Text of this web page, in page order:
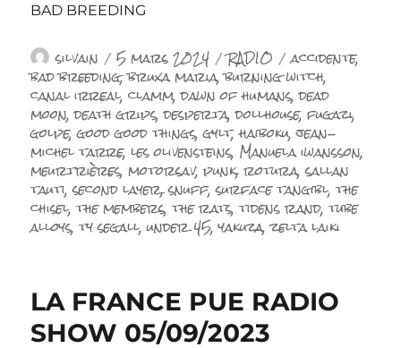
BAD BREEDING
Auteur
silvain Publié
le
5 mars 2024 Catégories
RADIO Étiquettes
accidente,
bad breeding,bruxa maria,burning witch,
canal irreal,clamm,dawn of humans,dead
moon,death grips,desperta,dollhouse,fugazi,
golpe,good good things,gylt,haiboku,jean-
michel tarre,les olivensteins, Manuela iwansson,
meurtrières,motorsav,punk,rotura,sallan
tauti,second layer,snuff,surface tangibl,the
chisel,the members,the rats,tidens rand,tube
alloys,ty segall,under 45,yakuza,zelta laiki
LA FRANCE PUE RADIO
SHOW 05/09/2023